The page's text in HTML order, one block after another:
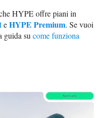
HYPE offre piani in
eHYPE Premium. Se vuoi
guida sucome funziona